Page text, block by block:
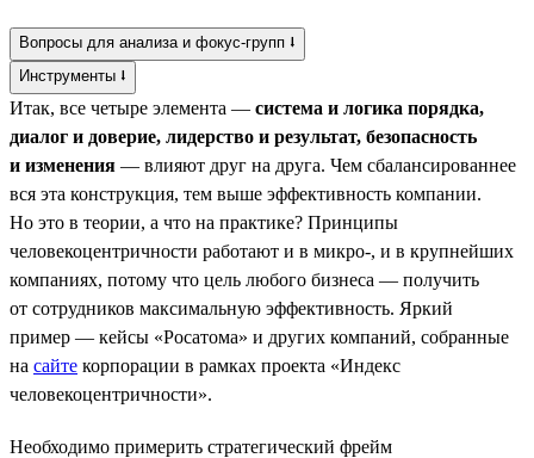
Вопросы для анализа и фокус-групп ⭣
Инструменты ⭣
Итак, все четыре элемента — система и логика порядка,
диалог и доверие, лидерство и результат, безопасность
и изменения — влияют друг на друга. Чем сбалансированнее
вся эта конструкция, тем выше эффективность компании.
Но это в теории, а что на практике? Принципы
человекоцентричности работают и в микро-, и в крупнейших
компаниях, потому что цель любого бизнеса — получить
от сотрудников максимальную эффективность. Яркий
пример — кейсы «Росатома» и других компаний, собранные
на сайте корпорации в рамках проекта «Индекс
человекоцентричности».
Необходимо примерить стратегический фрейм